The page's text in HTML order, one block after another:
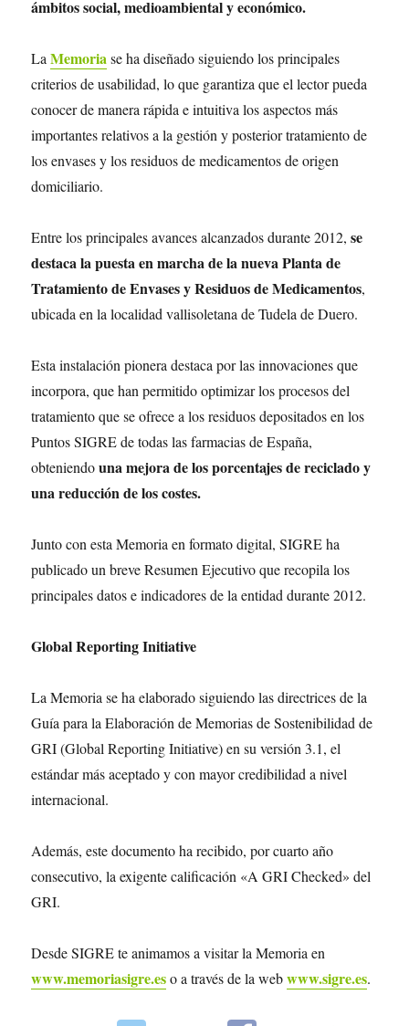
ámbitos social, medioambiental y económico.
LaMemoriase ha diseñado siguiendo los principales
criterios de usabilidad, lo que garantiza que el lector pueda
conocer de manera rápida e intuitiva los aspectos más
importantes relativos a la gestión y posterior tratamiento de
los envases y los residuos de medicamentos de origen
domiciliario.
Entre los principales avances alcanzados durante 2012,se
destaca la puesta en marcha de la nueva Planta de
Tratamiento de Envases y Residuos de Medicamentos,
ubicada en la localidad vallisoletana de Tudela de Duero.
Esta instalación pionera destaca por las innovaciones que
incorpora, que han permitido optimizar los procesos del
tratamiento que se ofrece a los residuos depositados en los
Puntos SIGRE de todas las farmacias de España,
obteniendouna mejora de los porcentajes de reciclado y
una reducción de los costes.
Junto con esta Memoria en formato digital, SIGRE ha
publicado un breve Resumen Ejecutivo que recopila los
principales datos e indicadores de la entidad durante 2012.
Global Reporting Initiative
La Memoria se ha elaborado siguiendo las directrices de la
Guía para la Elaboración de Memorias de Sostenibilidad de
GRI (Global Reporting Initiative) en su versión 3.1, el
estándar más aceptado y con mayor credibilidad a nivel
internacional.
Además, este documento ha recibido, por cuarto año
consecutivo, la exigente calificación «A GRI Checked» del
GRI.
Desde SIGRE te animamos a visitar la Memoria en
www.memoriasigre.eso a través de la webwww.sigre.es.